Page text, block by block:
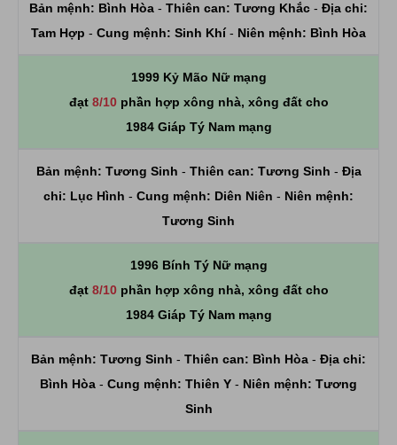
Bản mệnh: Bình Hòa - Thiên can: Tương Khắc - Địa chi:
Tam Hợp - Cung mệnh: Sinh Khí- Niên mệnh: Bình Hòa
1999 Kỷ Mão Nữ mạng
đạt 8/10phần hợp xông nhà, xông đất cho
1984 Giáp Tý Nam mạng
Bản mệnh: Tương Sinh - Thiên can: Tương Sinh - Địa
chi: Lục Hình - Cung mệnh: Diên Niên - Niên mệnh:
Tương Sinh
1996 Bính Tý Nữ mạng
đạt 8/10phần hợp xông nhà, xông đất cho
1984 Giáp Tý Nam mạng
Bản mệnh: Tương Sinh - Thiên can: Bình Hòa - Địa chi:
Bình Hòa - Cung mệnh: Thiên Y - Niên mệnh: Tương
Sinh